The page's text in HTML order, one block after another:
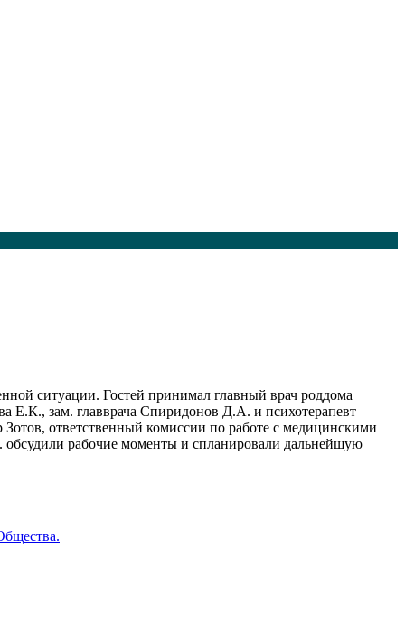
ситуации. Гостей принимал главный врач роддома
Е.К., зам. главврача Спиридонов Д.А. и психотерапевт
ответственный комиссии по работе с медицинскими
рабочие моменты и спланировали дальнейшую